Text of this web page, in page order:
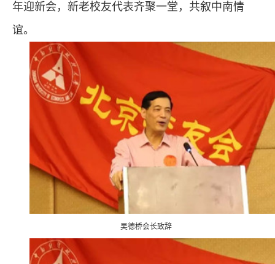
年迎新会，新老校友代表齐聚一堂，共叙中南情
谊。
吴德桥会长致辞